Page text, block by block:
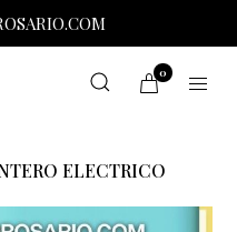
0
ELECTRICO